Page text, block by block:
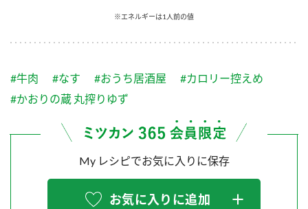
ふりかけ おすしの素
炊き込みご飯の素 米飯用調味液
Fibee
つゆ
鍋なび
納豆のサイト
三ツ判山吹
スペシャルサイト
ミツカンの歴史
MIM（ミツカンミュージアム）
お客様相談センター
お客様の声をいかしました
販売終了製品のご案内
よくあるご質問
※エネルギーは1人前の値
#牛肉 #なす #おうち居酒屋
#カロリー控えめ
#かおりの蔵 丸搾りゆず
My レシピでお気に入りに保存
お気に入りに追加